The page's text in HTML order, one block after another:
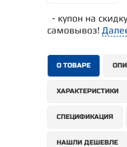
- купон на
самовывоз!
О ТОВАРЕ
ХАРАКТЕРИСТИКИ
СПЕЦИФИКАЦИЯ
НАШЛИ ДЕШЕВЛЕ